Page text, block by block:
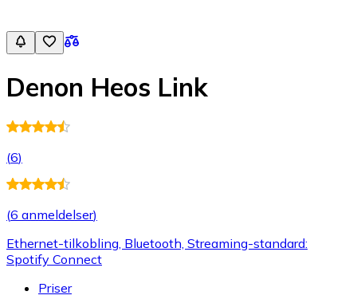
Denon Heos Link
(6)
(6 anmeldelser)
Ethernet-tilkobling, Bluetooth, Streaming-standard:
Spotify Connect
Priser